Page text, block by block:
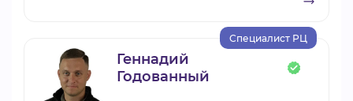
Геннадий
Годованный
Специалист РЦ